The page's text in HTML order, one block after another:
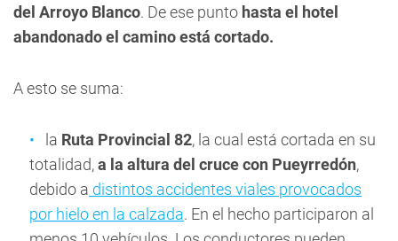
del Arroyo Blanco. De ese punto hasta el hotel
abandonado el camino está cortado.
A esto se suma:
la Ruta Provincial 82, la cual está cortada en su
totalidad,a la altura del cruce con Pueyrredón,
debido a distintos accidentes viales provocados
por hielo en la calzada. En el hecho participaron al